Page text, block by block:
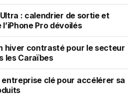
Ultra : calendrier de sortie et
Pro dévoilés
hiver contrasté pour le secteur
les Caraïbes
clé pour accélérer sa